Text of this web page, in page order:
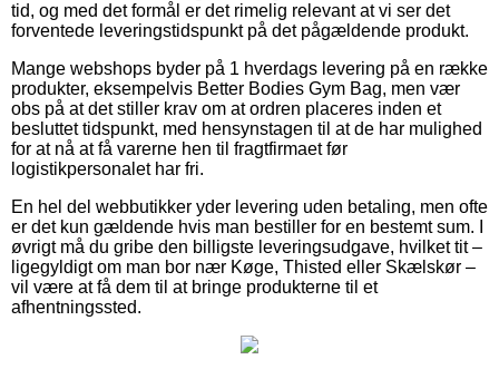
tid, og med det formål er det rimelig relevant at vi ser det
forventede leveringstidspunkt på det pågældende produkt.
Mange webshops byder på 1 hverdags levering på en række
produkter, eksempelvis Better Bodies Gym Bag, men vær
obs på at det stiller krav om at ordren placeres inden et
besluttet tidspunkt, med hensynstagen til at de har mulighed
for at nå at få varerne hen til fragtfirmaet før
logistikpersonalet har fri.
En hel del webbutikker yder levering uden betaling, men ofte
er det kun gældende hvis man bestiller for en bestemt sum. I
øvrigt må du gribe den billigste leveringsudgave, hvilket tit –
ligegyldigt om man bor nær Køge, Thisted eller Skælskør –
vil være at få dem til at bringe produkterne til et
afhentningssted.